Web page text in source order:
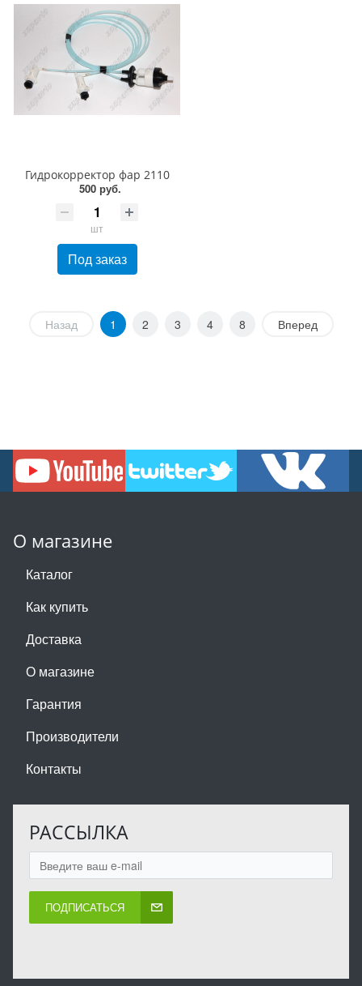
Гидрокорректор фар 2110
500 руб.
шт
Под заказ
Назад 1 2 3 4 8 Вперед
О магазине
Каталог
Как купить
Доставка
О магазине
Гарантия
Производители
Контакты
РАССЫЛКА
ПОДПИСАТЬСЯ